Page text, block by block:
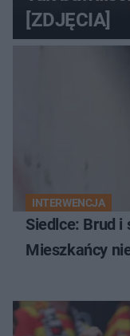
[ZDJĘCIA]
INTERWENCJA
Siedlce: Brud
Mieszkańcy